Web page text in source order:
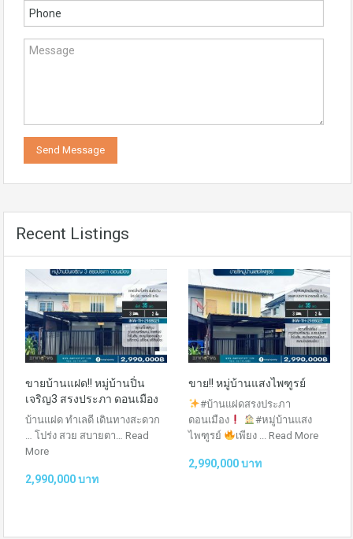
Recent Listings
ขายบ้านแฝด!! หมู่บ้านปิ่น
เจริญ3 สรงประภา ดอนเมือง
บ้านแฝด ทำเลดี เดินทางสะดวก
… โปร่ง สวย สบายตา… Read
More
2,990,000 บาท
ขาย!! หมู่บ้านแสงไพฑูรย์
#บ้านแฝดสรงประภา
ดอนเมือง
#หมู่บ้านแสง
ไพฑูรย์
เพียง ... Read More
2,990,000 บาท